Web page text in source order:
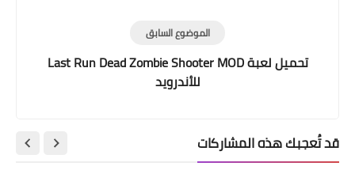
الموضوع السابق
تحميل لعبة Last Run Dead Zombie Shooter MOD
للأندرويد
قد تُعجبك هذه المشاركات